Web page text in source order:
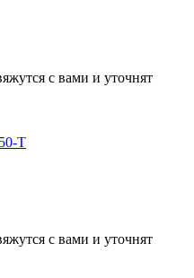
с вами и уточнят
T
с вами и уточнят